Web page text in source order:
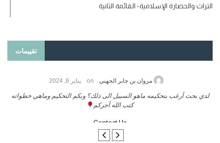
التراث والحضارة الإسلامية- القائمة الثانية
تقييمات
لدي بحث
حامد الزريقي on يناير 25, 2026
السلام عليكم ورحمة الله وبركاتة أرغب بنشر كتابي معكم